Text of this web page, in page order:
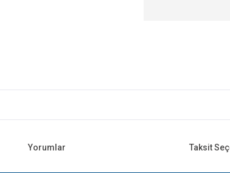
Yorumlar Taksit